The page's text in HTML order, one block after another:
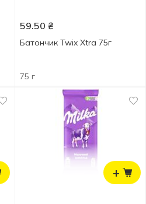
59.50 ₴
Батончик Twix Xtra 75г
75 г
+